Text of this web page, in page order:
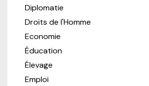
Diplomatie
Droits de l'Homme
Economie
Éducation
Élevage
Emploi